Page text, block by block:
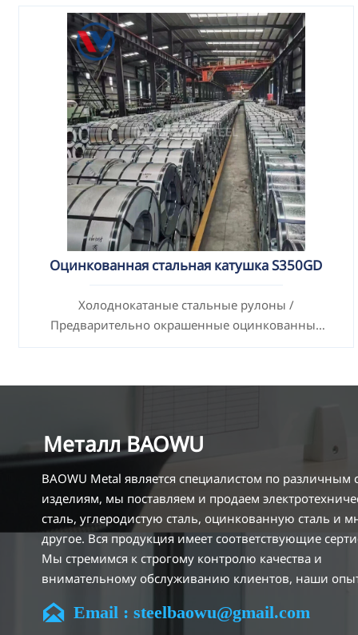
Оцинкованная стальная катушка S350GD
Холоднокатаные стальные рулоны /
Предварительно окрашенные оцинкованные
стальные листы SECC SPCC SECD SPCD SECE SPCE
Металл BAOWU
BAOWU Metal является специалистом по различным
изделиям, мы поставляем и продаем
сталь, углеродистую сталь, оцинкованную сталь и
другое. Вся продукция имеет соответствующие
Мы стремимся к строгому контролю качества и
внимательному обслуживанию клиентов, наши
сотрудники всегда готовы обсудить ваши
обеспечить полное удовлетворение клиентов.
 Email : steelbaowu@gmail.com